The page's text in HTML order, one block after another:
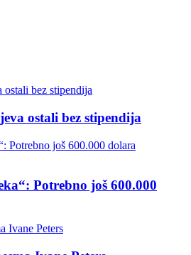
ostali bez stipendija
Potrebno još 600.000